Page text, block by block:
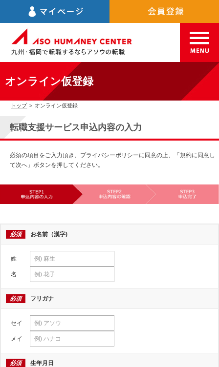
オンライン仮登録
トップ > オンライン仮登録
転職支援サービス申込内容の入力
必須の項目をご入力頂き、プライバシーポリシーに同意の上、「規約に同意し
て次へ」ボタンを押してください。
必須 お名前（漢字)
姓
名
必須 フリガナ
セイ
メイ
必須 生年月日